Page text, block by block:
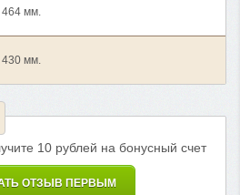
464 мм.
430 мм.
10 рублей на бонусный счет
ОТЗЫВ ПЕРВЫМ